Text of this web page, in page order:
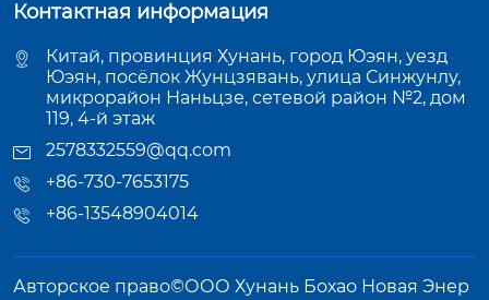
Контактная информация
Китай, провинция Хунань, город Юэян, уезд
Юэян, посёлок Жунцзявань, улица Синжунлу,
микрорайон Наньцзе, сетевой район №2, дом
119, 4-й этаж
2578332559@qq.com
+86-730-7653175
+86-13548904014
Авторское право©ООО Хунань Бохао Новая Энер